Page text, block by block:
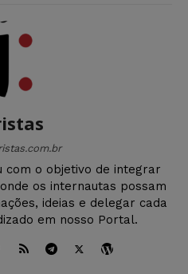
com o objetivo de integrar
os internautas possam
ideias e delegar cada
em nosso Portal.